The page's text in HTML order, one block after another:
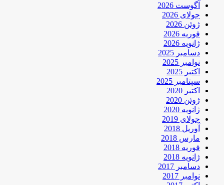
آگوست 2026
جولای 2026
ژوئن 2026
فوریه 2026
ژانویه 2026
دسامبر 2025
نوامبر 2025
اکتبر 2025
سپتامبر 2025
اکتبر 2020
ژوئن 2020
ژانویه 2020
جولای 2019
آوریل 2018
مارس 2018
فوریه 2018
ژانویه 2018
دسامبر 2017
نوامبر 2017